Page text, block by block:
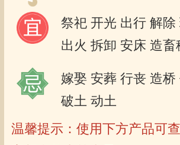
祭祀 开光 出行 解除
出火 拆卸 安床 造畜
嫁娶 安葬 行丧 造桥
破土 动土
温馨提示：使用下方产品可